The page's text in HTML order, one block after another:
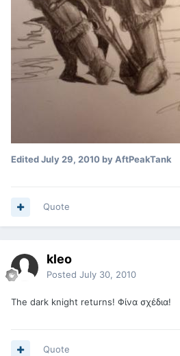
EditedJuly 29, 2010by AftPeakTank
Quote
kleo
Posted July 30, 2010
The dark knight returns! Φίνα σχέδια!
Quote